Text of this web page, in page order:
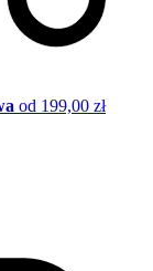
od 199,00 zł